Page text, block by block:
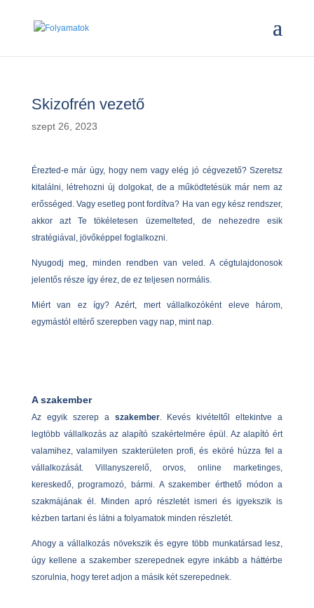
Skizofrén vezető
szept 26, 2023
Érezted-e már úgy, hogy nem vagy elég jó cégvezető? Szeretsz
kitalálni, létrehozni új dolgokat, de a működtetésük már nem az
erősséged. Vagy esetleg pont fordítva? Ha van egy kész rendszer,
akkor azt Te tökéletesen üzemelteted, de nehezedre esik
stratégiával, jövőképpel foglalkozni.
Nyugodj meg, minden rendben van veled. A cégtulajdonosok
jelentős része így érez, de ez teljesen normális.
Miért van ez így? Azért, mert vállalkozóként eleve három,
egymástól eltérő szerepben vagy nap, mint nap.
A szakember
Az egyik szerep a szakember. Kevés kivételtől eltekintve a
legtöbb vállalkozás az alapító szakértelmére épül. Az alapító ért
valamihez, valamilyen szakterületen profi, és eköré húzza fel a
vállalkozását. Villanyszerelő, orvos, online marketinges,
kereskedő, programozó, bármi. A szakember érthető módon a
szakmájának él. Minden apró részletét ismeri és igyekszik is
kézben tartani és látni a folyamatok minden részletét.
Ahogy a vállalkozás növekszik és egyre több munkatársad lesz,
úgy kellene a szakember szerepednek egyre inkább a háttérbe
szorulnia, hogy teret adjon a másik két szerepednek.